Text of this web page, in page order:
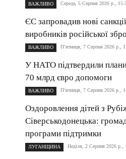
ВАЖЛИВО Середа, 5 Серпня 2026 р.,
ЄС запровадив нові
виробників російської
ВАЖЛИВО П’ятниця, 7 Серпня 2026 р.,
У НАТО підтвердили плани
70 млрд євро допомоги
ВАЖЛИВО П’ятниця, 7 Серпня 2026 р.,
Оздоровлення дітей з
Сіверськодонецька:
програми підтримки
ЛУГАНЩИНА Неділя, 2 Серпня 2026 р.,